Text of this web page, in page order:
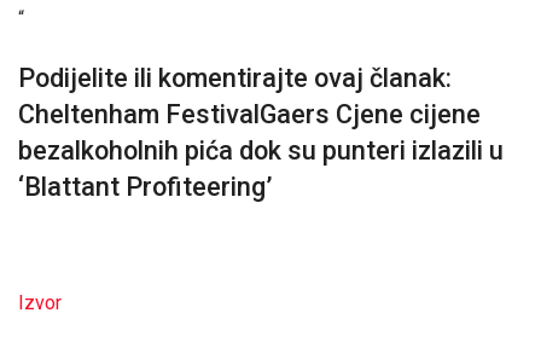
“
Podijelite ili komentirajte ovaj članak:
Cheltenham FestivalGaers Cjene cijene
bezalkoholnih pića dok su punteri izlazili u
‘Blattant Profiteering’
Izvor